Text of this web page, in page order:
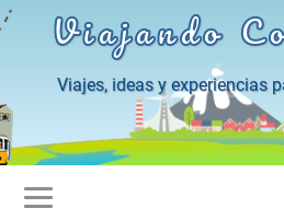
Viajando
Viajes, ideas y experiencias